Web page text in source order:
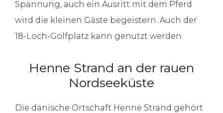
Spannung, auch ein Ausritt mit dem Pferd
wird die kleinen Gäste begeistern. Auch der
18-Loch-Golfplatz kann genutzt werden.
Henne Strand an der rauen
Nordseeküste
Die dänische Ortschaft Henne Strand gehört